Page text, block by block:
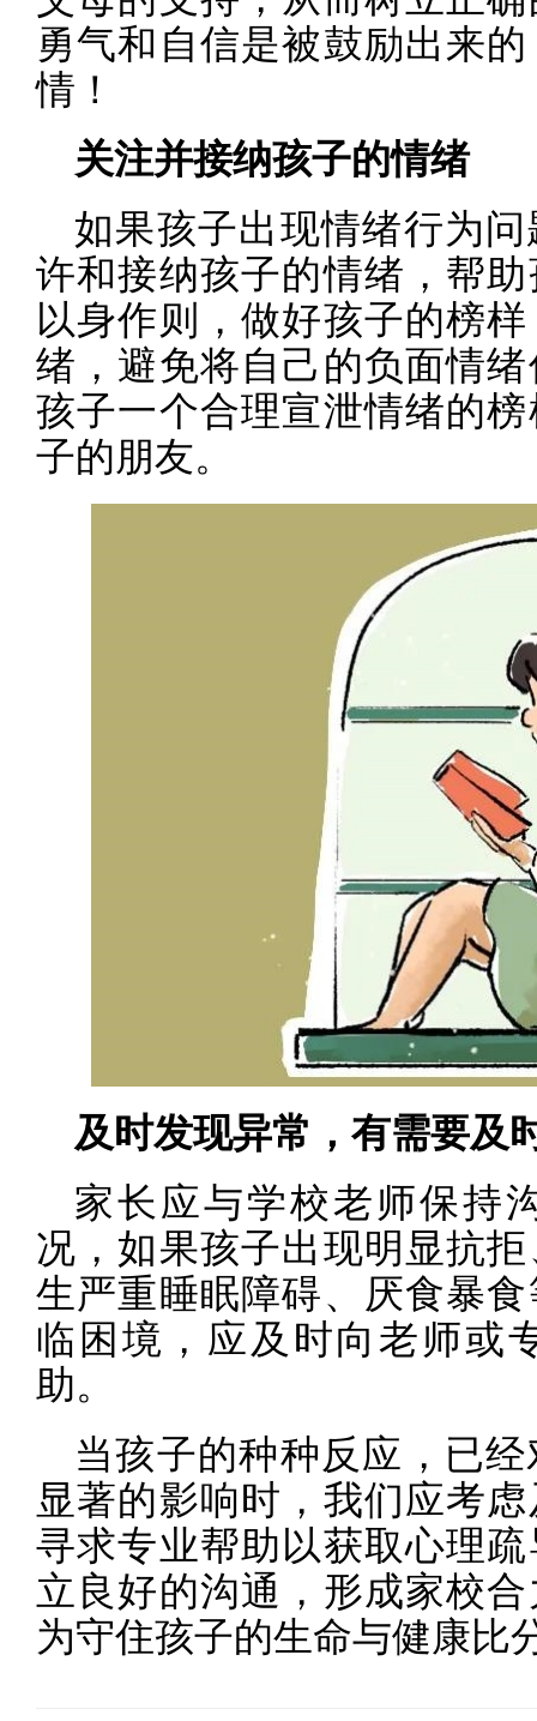
勇气和自信是被鼓励出来
情！
关注并接纳孩子的情绪
如果孩子出现情绪行为
许和接纳孩子的情绪，帮
以身作则，做好孩子的榜
绪，避免将自己的负面情
孩子一个合理宣泄情绪的
子的朋友。
及时发现异常，有需要及
家长应与学校老师保持
况，如果孩子出现明显抗
生严重睡眠障碍、厌食暴
临困境，应及时向老师或
助。
当孩子的种种反应，已
显著的影响时，我们应考
寻求专业帮助以获取心理
立良好的沟通，形成家校
为守住孩子的生命与健康比